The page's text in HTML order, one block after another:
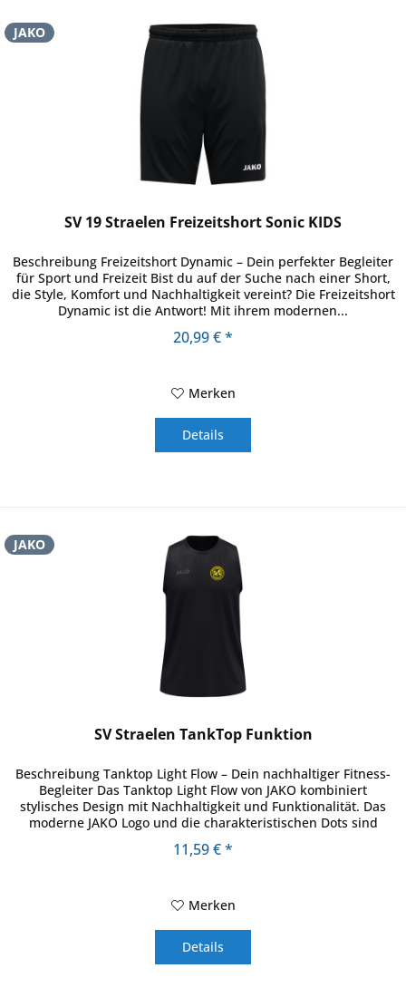
JAKO
SV 19 Straelen Freizeitshort Sonic KIDS
Beschreibung Freizeitshort Dynamic – Dein perfekter Begleiter
für Sport und Freizeit Bist du auf der Suche nach einer Short,
die Style, Komfort und Nachhaltigkeit vereint? Die Freizeitshort
Dynamic ist die Antwort! Mit ihrem modernen...
20,99 € *
Merken
Details
JAKO
SV Straelen TankTop Funktion
Beschreibung Tanktop Light Flow – Dein nachhaltiger Fitness-
Begleiter Das Tanktop Light Flow von JAKO kombiniert
stylisches Design mit Nachhaltigkeit und Funktionalität. Das
moderne JAKO Logo und die charakteristischen Dots sind
11,59 € *
Merken
Details